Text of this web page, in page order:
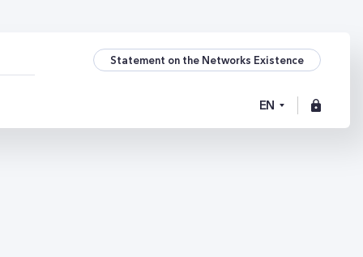
Statement on the Networks Existence
EN